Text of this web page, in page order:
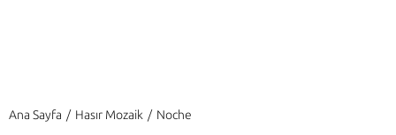
Ana Sayfa Hasır Mozaik Noche